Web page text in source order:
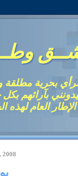
بحرية مطلقة
بآرائهم بكل
العام لهذه
2008